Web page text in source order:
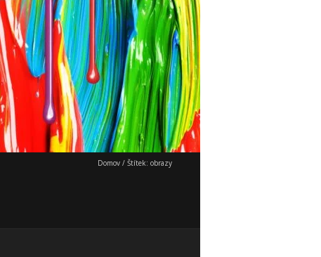
Domov / Štítek: obrazy